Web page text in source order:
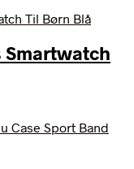
Smartwatch